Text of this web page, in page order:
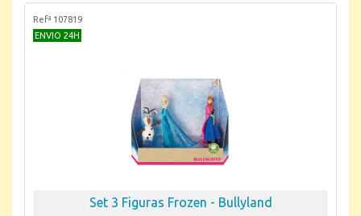
Refª 107819
ENVIO 24H
Set 3 Figuras Frozen - Bullyland